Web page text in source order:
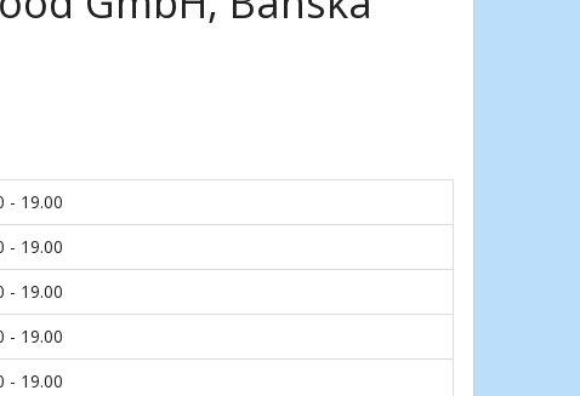
- 19.00
- 19.00
- 19.00
- 19.00
- 19.00